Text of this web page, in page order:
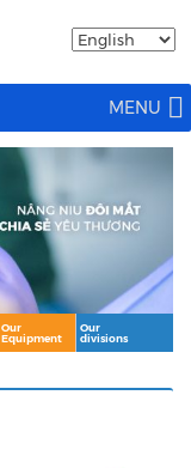
MENU
Our
Equipment
Our
divisions